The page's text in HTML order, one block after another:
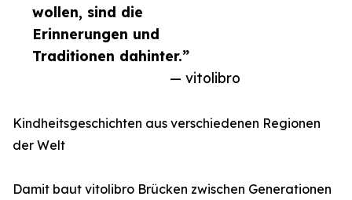
wollen, sind die
Erinnerungen und
Traditionen dahinter.”
— vitolibro
Kindheitsgeschichten aus verschiedenen Regionen
der Welt
Damit baut vitolibro Brücken zwischen Generationen